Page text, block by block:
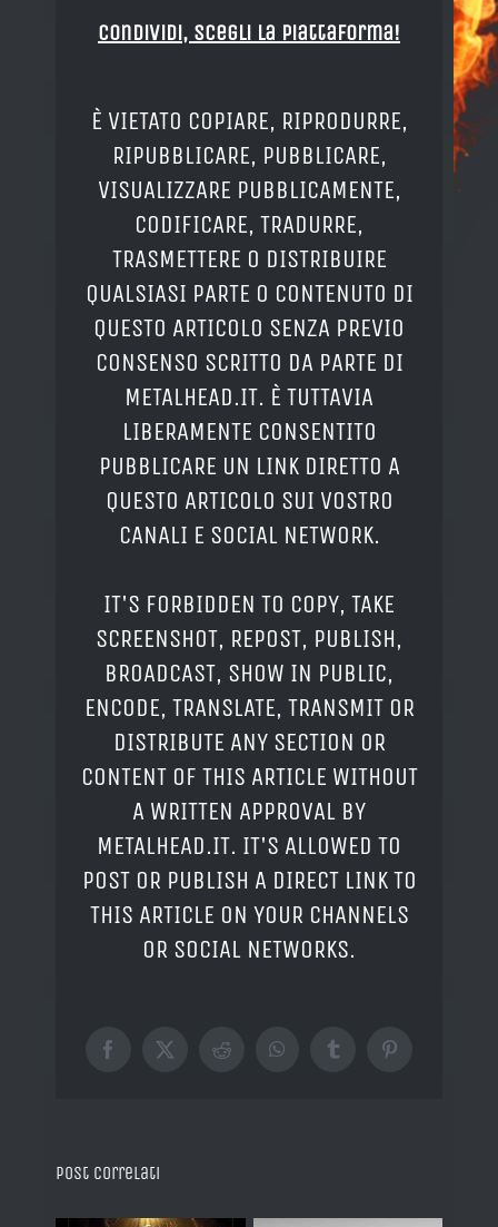
Condividi, Scegli la piattaforma!
È VIETATO COPIARE, RIPRODURRE,
RIPUBBLICARE, PUBBLICARE,
VISUALIZZARE PUBBLICAMENTE,
CODIFICARE, TRADURRE,
TRASMETTERE O DISTRIBUIRE
QUALSIASI PARTE O CONTENUTO DI
QUESTO ARTICOLO SENZA PREVIO
CONSENSO SCRITTO DA PARTE DI
METALHEAD.IT. È TUTTAVIA
LIBERAMENTE CONSENTITO
PUBBLICARE UN LINK DIRETTO A
QUESTO ARTICOLO SUI VOSTRO
CANALI E SOCIAL NETWORK.
IT'S FORBIDDEN TO COPY, TAKE
SCREENSHOT, REPOST, PUBLISH,
BROADCAST, SHOW IN PUBLIC,
ENCODE, TRANSLATE, TRANSMIT OR
DISTRIBUTE ANY SECTION OR
CONTENT OF THIS ARTICLE WITHOUT
A WRITTEN APPROVAL BY
METALHEAD.IT. IT'S ALLOWED TO
POST OR PUBLISH A DIRECT LINK TO
THIS ARTICLE ON YOUR CHANNELS
OR SOCIAL NETWORKS.
Facebook
X RedditWhatsAppTumblrPinterest
Post correlati